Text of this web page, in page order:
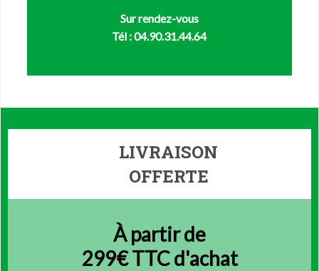
Sur rendez-vous
Tél : 04.90.31.44.64
LIVRAISON
OFFERTE
À partir de
299€ TTC d'achat